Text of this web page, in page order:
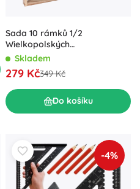
Sada 10 rámků 1/2
Wielkopolských
Hoffmanových pro úly
Skladem
279 Kč349 Kč
Do košíku
-4%